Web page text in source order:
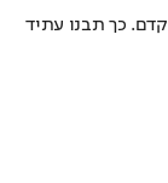
כך תבנו עתיד